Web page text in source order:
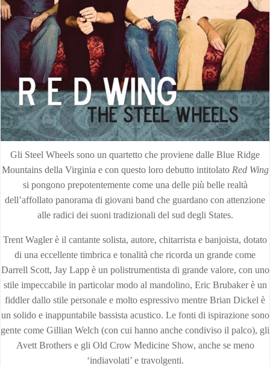
Gli Steel Wheels sono un quartetto che proviene dalle Blue Ridge
Mountains della Virginia e con questo loro debutto intitolato Red Wing
si pongono prepotentemente come una delle più belle realtà
dell’affollato panorama di giovani band che guardano con attenzione
alle radici dei suoni tradizionali del sud degli States.
Trent Wagler è il cantante solista, autore, chitarrista e banjoista, dotato
di una eccellente timbrica e tonalità che ricorda un grande come
Darrell Scott, Jay Lapp è un polistrumentista di grande valore, con uno
stile impeccabile in particolar modo al mandolino, Eric Brubaker è un
fiddler dallo stile personale e molto espressivo mentre Brian Dickel è
un solido e inappuntabile bassista acustico. Le fonti di ispirazione sono
gente come Gillian Welch (con cui hanno anche condiviso il palco), gli
Avett Brothers e gli Old Crow Medicine Show, anche se meno
‘indiavolati’ e travolgenti.